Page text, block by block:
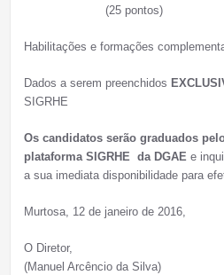
(25 pontos)
Habilitações e formações
Dados a serem preenchidos
SIGRHE
Os candidatos serão graduados
plataforma SIGRHE da DGAEe
a sua imediata disponibilidade para
Murtosa, 12 de janeiro de 2016,
O Diretor,
(Manuel Arcêncio da Silva)